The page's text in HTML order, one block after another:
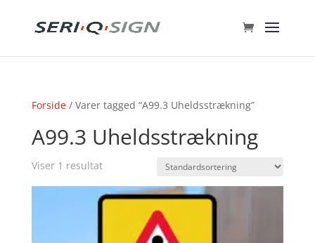
Forside/ Varer tagged “A99.3 Uheldsstrækning”
A99.3 Uheldsstrækning
Viser 1 resultat